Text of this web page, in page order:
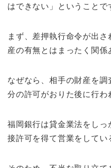
はできない」ということで
まず、差押執行命令が出
産の有無とはまったく関係
なぜなら、相手の財産を
分の許可がおりた後に行わ
福岡銀行は貸金業法をしっ
接許可を得て営業をしてい